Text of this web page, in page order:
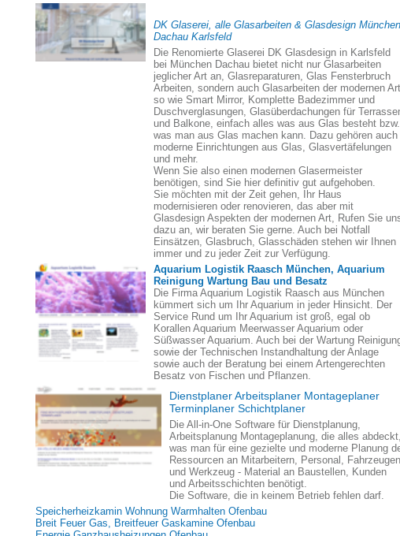
DK Glaserei, alle Glasarbeiten & Glasdesign München
Dachau Karlsfeld
Die Renomierte Glaserei DK Glasdesign in Karlsfeld
bei München Dachau bietet nicht nur Glasarbeiten
jeglicher Art an, Glasreparaturen, Glas Fensterbruch
Arbeiten, sondern auch Glasarbeiten der modernen
so wie Smart Mirror, Komplette Badezimmer und
Duschverglasungen, Glasüberdachungen für
und Balkone, einfach alles was aus Glas besteht bzw.
was man aus Glas machen kann. Dazu gehören auch
moderne Einrichtungen aus Glas, Glasvertäfelungen
und mehr.
Wenn Sie also einen modernen Glasermeister
benötigen, sind Sie hier definitiv gut aufgehoben.
Sie möchten mit der Zeit gehen, Ihr Haus
modernisieren oder renovieren, das aber mit
Glasdesign Aspekten der modernen Art, Rufen Sie
dazu an, wir beraten Sie gerne. Auch bei Notfall
Einsätzen, Glasbruch, Glasschäden stehen wir Ihnen
immer und zu jeder Zeit zur Verfügung.
Aquarium Logistik Raasch München, Aquarium
Reinigung Wartung Bau und Besatz
Die Firma Aquarium Logistik Raasch aus München
kümmert sich um Ihr Aquarium in jeder Hinsicht. Der
Service Rund um Ihr Aquarium ist groß, egal ob
Korallen Aquarium Meerwasser Aquarium oder
Süßwasser Aquarium. Auch bei der Wartung
sowie der Technischen Instandhaltung der Anlage
sowie auch der Beratung bei einem Artengerechten
Besatz von Fischen und Pflanzen.
Dienstplaner Arbeitsplaner Montageplaner
Terminplaner Schichtplaner
Die All-in-One Software für Dienstplanung,
Arbeitsplanung Montageplanung, die alles abdeckt,
was man für eine gezielte und moderne Planung
Ressourcen an Mitarbeitern, Personal, Fahrzeugen
und Werkzeug - Material an Baustellen, Kunden
und Arbeitsschichten benötigt.
Die Software, die in keinem Betrieb fehlen darf.
Speicherheizkamin Wohnung Warmhalten Ofenbau
Breit Feuer Gas, Breitfeuer Gaskamine Ofenbau